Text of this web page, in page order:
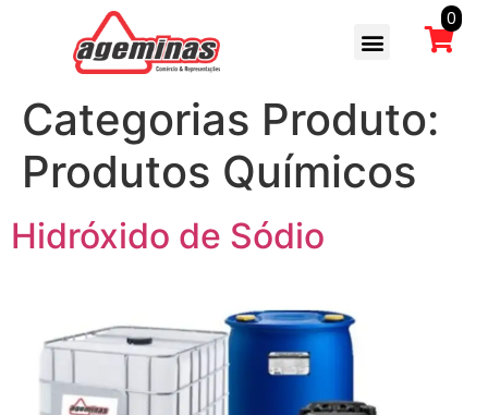
0
Categorias Produto:
Produtos Químicos
Hidróxido de Sódio